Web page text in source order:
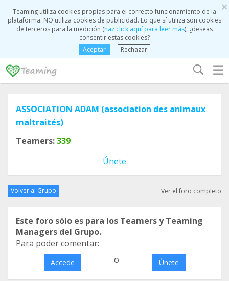
×
Teaming utiliza cookies propias para el correcto funcionamiento de la
plataforma. NO utiliza cookies de publicidad. Lo que sí utiliza son cookies
de terceros para la medición (haz click aquí para leer más), ¿deseas
consentir estas cookies?
Aceptar
Rechazar
☰
ASSOCIATION ADAM (association des animaux
maltraités)
Teamers:339
Únete
Volver al Grupo Ver el foro completo
Este foro sólo es para los Teamers y Teaming
Managers del Grupo.
Para poder comentar:
Accede o Únete